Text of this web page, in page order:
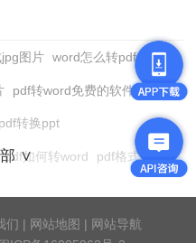
图片 word怎么转pdf
pdf转word免费的软件
pdf转换ppt
pdf如何转word pdf格式转换
在线word转pdf
∨
们 | 网站地图 | 网站导航